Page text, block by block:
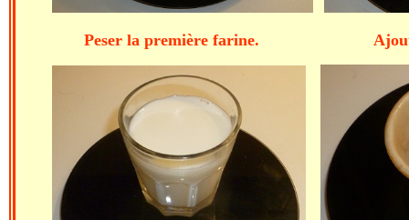
Peser la première farine.